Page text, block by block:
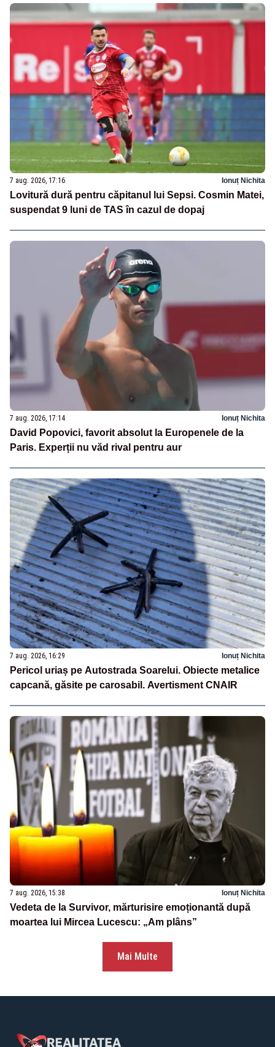
7 aug. 2026, 17:16 Ionuț Nichita
Lovitură dură pentru căpitanul lui Sepsi. Cosmin Matei,
suspendat 9 luni de TAS în cazul de dopaj
7 aug. 2026, 17:14 Ionuț Nichita
David Popovici, favorit absolut la Europenele de la
Paris. Experții nu văd rival pentru aur
7 aug. 2026, 16:29 Ionuț Nichita
Pericol uriaș pe Autostrada Soarelui. Obiecte metalice
capcană, găsite pe carosabil. Avertisment CNAIR
7 aug. 2026, 15:38 Ionuț Nichita
Vedeta de la Survivor, mărturisire emoționantă după
moartea lui Mircea Lucescu: „Am plâns”
Mai Multe